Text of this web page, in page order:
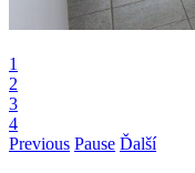
1
2
3
4
Previous Pause Ďalší